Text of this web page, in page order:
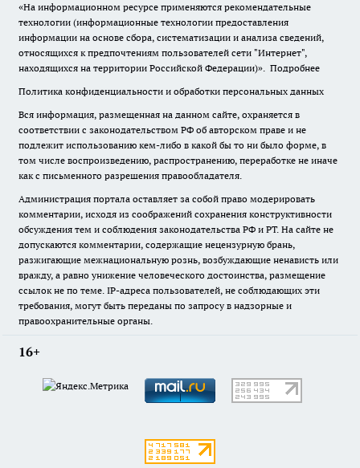
«На информационном ресурсе применяются рекомендательные
технологии (информационные технологии предоставления
информации на основе сбора, систематизации и анализа сведений,
относящихся к предпочтениям пользователей сети "Интернет",
находящихся на территории Российской Федерации)». Подробнее
Политика конфиденциальности и обработки персональных данных
Вся информация, размещенная на данном сайте, охраняется в
соответствии с законодательством РФ об авторском праве и не
подлежит использованию кем-либо в какой бы то ни было форме, в
том числе воспроизведению, распространению, переработке не иначе
как с письменного разрешения правообладателя.
Администрация портала оставляет за собой право модерировать
комментарии, исходя из соображений сохранения конструктивности
обсуждения тем и соблюдения законодательства РФ и РТ. На сайте не
допускаются комментарии, содержащие нецензурную брань,
разжигающие межнациональную рознь, возбуждающие ненависть или
вражду, а равно унижение человеческого достоинства, размещение
ссылок не по теме. IP-адреса пользователей, не соблюдающих эти
требования, могут быть переданы по запросу в надзорные и
правоохранительные органы.
16+